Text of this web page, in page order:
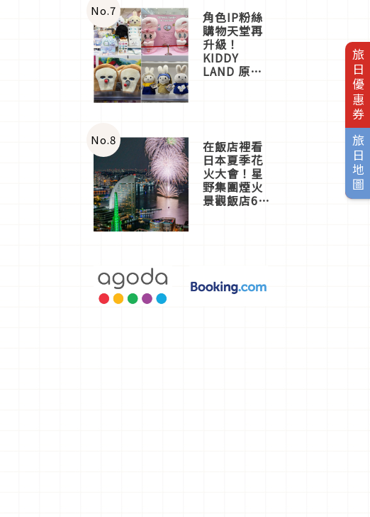
旅日優惠券
旅日地圖
一同給出了
答案
No.7 角色IP粉絲
購物天堂再
升級！
KIDDY
LAND 原宿
店3分即達
No.8 在飯店裡看
日本夏季花
火大會！星
野集團煙火
景觀飯店6